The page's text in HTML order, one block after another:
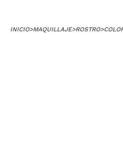
INICIO>MAQUILLAJE>ROSTRO>